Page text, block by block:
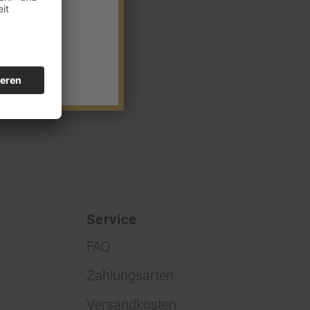
Service
FAQ
Zahlungsarten
Versandkosten